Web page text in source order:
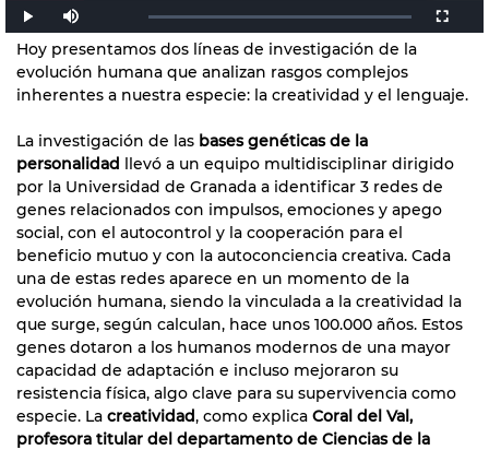
Hoy presentamos dos líneas de investigación de la
evolución humana que analizan rasgos complejos
inherentes a nuestra especie: la creatividad y el lenguaje.
La investigación de las bases genéticas de la
personalidad llevó a un equipo multidisciplinar dirigido
por la Universidad de Granada a identificar 3 redes de
genes relacionados con impulsos, emociones y apego
social, con el autocontrol y la cooperación para el
beneficio mutuo y con la autoconciencia creativa. Cada
una de estas redes aparece en un momento de la
evolución humana, siendo la vinculada a la creatividad la
que surge, según calculan, hace unos 100.000 años. Estos
genes dotaron a los humanos modernos de una mayor
capacidad de adaptación e incluso mejoraron su
resistencia física, algo clave para su supervivencia como
especie. La creatividad, como explica Coral del Val,
profesora titular del departamento de Ciencias de la